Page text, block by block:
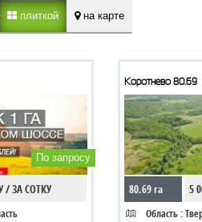
плиткой на карте
По запросу
/ ЗА СОТКУ
Коротнево 80.69
80.69 га 5
Область :